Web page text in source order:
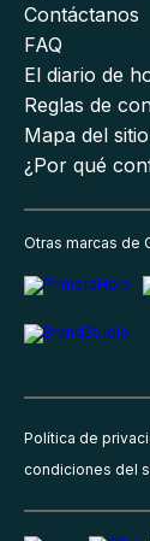
Contáctanos
FAQ
El diario de
Reglas de
Mapa del sitio
¿Por qué
Otras marcas de
Política de
condiciones del